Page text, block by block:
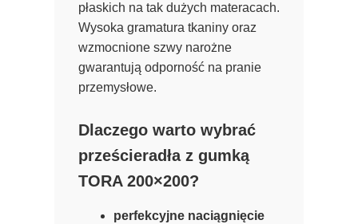
płaskich na tak dużych materacach.
Wysoka gramatura tkaniny oraz
wzmocnione szwy narożne
gwarantują odporność na pranie
przemysłowe.
Dlaczego warto wybrać
prześcieradła z gumką
TORA 200×200?
perfekcyjne naciągnięcie